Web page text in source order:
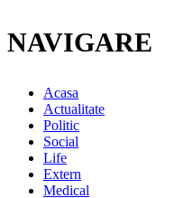
NAVIGARE
Acasa
Actualitate
Politic
Social
Life
Extern
Medical